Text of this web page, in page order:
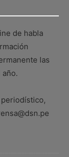
de habla
las